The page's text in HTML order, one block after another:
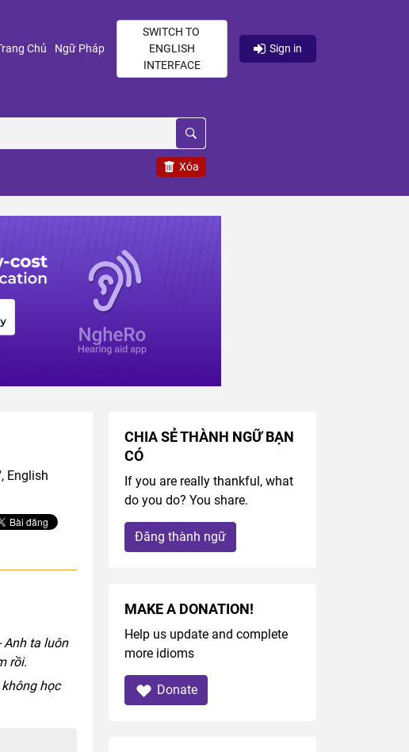
Chủ (current)
Ngữ Pháp(current)
SWITCH TO
ENGLISH
INTERFACE
Sign in
Xóa
English
Anh ta luôn
rồi.
học
CHIA SẺ THÀNH NGỮ BẠN
CÓ
If you are really thankful, what
do you do? You share.
Đăng thành ngữ
MAKE A DONATION!
Help us update and complete
more idioms
Donate